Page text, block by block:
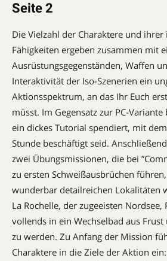
Seite 2
Die Vielzahl der Charaktere und
Fähigkeiten ergeben zusammen mit
Ausrüstungs­gegenständen, Waffen
Interaktivität der Iso-Szenerien ein
Aktionsspektrum, an das Ihr Euch
müsst­.­ Im Gegensatz zur PC-
ein dickes Tutorial spendiert, mit
Stunde beschäftigt seid.
zwei Übungsmissionen, die bei
zu ersten Schweißausbrüchen
wunderbar detailreichen Lokalitäten
La Rochelle, der zugeeisten
vollends in ein Wech­selbad aus
zu werden. Zu Anfang der Mission
Charaktere in die Ziele der Aktion